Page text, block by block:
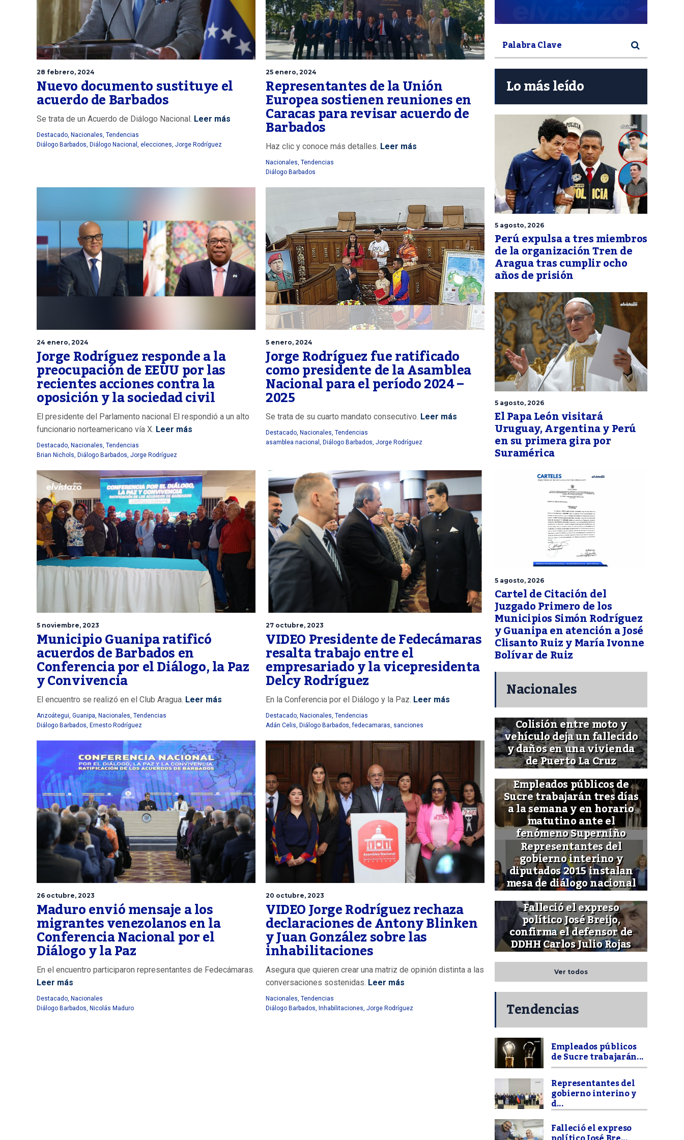
28 febrero, 2024
Nuevo documento sustituye el
acuerdo de Barbados
Se trata de un Acuerdo de Diálogo Nacional. Leer más
Destacado Nacionales Tendencias
Diálogo Barbados Diálogo Nacional elecciones Jorge Rodríguez
25 enero, 2024
Representantes de la Unión
Europea sostienen reuniones en
Caracas para revisar acuerdo de
Barbados
Haz clic y conoce más detalles. Leer más
Nacionales Tendencias
Diálogo Barbados
24 enero, 2024
Jorge Rodríguez responde a la
preocupación de EEUU por las
recientes acciones contra la
oposición y la sociedad civil
El presidente del Parlamento nacional El respondió a un alto
funcionario norteamericano vía X. Leer más
Destacado Nacionales Tendencias
Brian Nichols Diálogo Barbados Jorge Rodríguez
5 enero, 2024
Jorge Rodríguez fue ratificado
como presidente de la Asamblea
Nacional para el período 2024 –
2025
Se trata de su cuarto mandato consecutivo. Leer más
Destacado Nacionales Tendencias
asamblea nacional
Diálogo Barbados Jorge Rodríguez
5 noviembre, 2023
Municipio Guanipa ratificó
acuerdos de Barbados en
Conferencia por el Diálogo, la Paz
y Convivencia
El encuentro se realizó en el Club Aragua. Leer más
Anzoátegui Guanipa Nacionales Tendencias
Diálogo Barbados Ernesto Rodríguez
27 octubre, 2023
VIDEO Presidente de Fedecámaras
resalta trabajo entre el
empresariado y la vicepresidenta
Delcy Rodríguez
En la Conferencia por el Diálogo y la Paz. Leer más
Destacado Nacionales Tendencias
Adán Celis Diálogo Barbados ,fedecamaras sanciones
26 octubre, 2023
Maduro envió mensaje a los
migrantes venezolanos en la
Conferencia Nacional por el
Diálogo y la Paz
En el encuentro participaron representantes de Fedecámaras.
Leer más
Destacado Nacionales
Diálogo Barbados Nicolás Maduro
20 octubre, 2023
VIDEO Jorge Rodríguez rechaza
declaraciones de Antony Blinken
y Juan González sobre las
inhabilitaciones
Asegura que quieren crear una matriz de opinión distinta a las
conversaciones sostenidas. Leer más
Nacionales Tendencias
Diálogo Barbados Inhabilitaciones Jorge Rodríguez
Lo más leído
5 agosto, 2026
Perú expulsa a tres miembros
de la organización Tren de
Aragua tras cumplir ocho
años de prisión
5 agosto, 2026
El Papa León visitará
Uruguay, Argentina y Perú
en su primera gira por
Suramérica
5 agosto, 2026
Cartel de Citación del
Juzgado Primero de los
Municipios Simón Rodríguez
y Guanipa en atención a José
Clisanto Ruiz y María Ivonne
Bolívar de Ruiz
Nacionales
Colisión entre moto y
vehículo deja un fallecido
y daños en una vivienda
de Puerto La Cruz
Empleados públicos de
Sucre trabajarán tres días
a la semana y en horario
matutino ante el
fenómeno Superniño
Representantes del
gobierno interino y
diputados 2015 instalan
mesa de diálogo nacional
Falleció el expreso
político José Breijo,
confirma el defensor de
DDHH Carlos Julio Rojas
Ver todos
Tendencias
Empleados públicos
de Sucre trabajarán...
Representantes del
gobierno interino y
d...
Falleció el expreso